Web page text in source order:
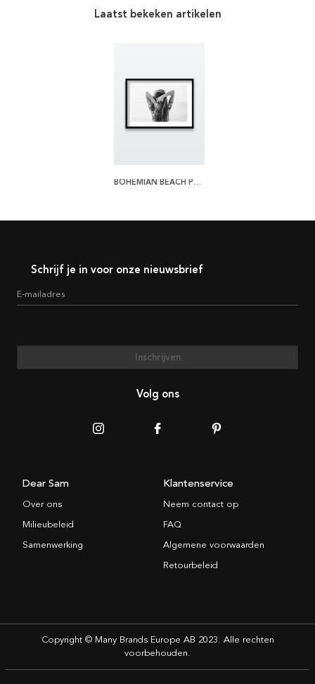
Laatst bekeken artikelen
BOHEMIAN BEACH POSTER
Schrijf je in voor onze nieuwsbrief
E-mailadres
Inschrijven
Volg ons
Dear Sam
Over ons
Milieubeleid
Samenwerking
Klantenservice
Neem contact op
FAQ
Algemene voorwaarden
Retourbeleid
Copyright © Many Brands Europe AB 2023. Alle rechten
voorbehouden.